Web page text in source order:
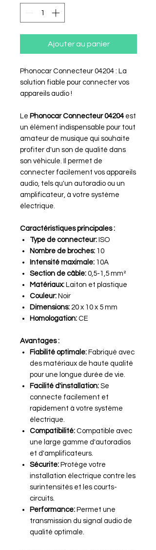
Ajouter au panier
Phonocar Connecteur 04204 : La
solution fiable pour connecter vos
appareils audio !
Le Phonocar Connecteur 04204 est
un élément indispensable pour tout
amateur de musique qui souhaite
profiter d'un son de qualité dans
son véhicule. Il permet de
connecter facilement vos appareils
audio, tels qu'un autoradio ou un
amplificateur, à votre système
électrique.
Caractéristiques principales :
Type de connecteur: ISO
Nombre de broches: 10
Intensité maximale: 10A
Section de câble: 0,5-1,5 mm²
Matériaux: Laiton et plastique
Couleur: Noir
Dimensions: 20 x 10 x 5 mm
Homologation: CE
Avantages :
Fiabilité optimale: Fabriqué avec
des matériaux de haute qualité
pour une longue durée de vie.
Facilité d'installation: Se
connecte facilement et
rapidement à votre système
électrique.
Compatibilité: Compatible avec
une large gamme d'autoradios
et d'amplificateurs.
Sécurite: Protège votre
installation électrique contre les
surintensités et les courts-
circuits.
Performance: Permet une
transmission du signal audio de
qualité optimale.